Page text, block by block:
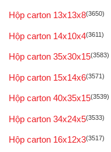
Hộp carton 13x13x8(3650)
Hộp carton 14x10x4(3611)
Hộp carton 35x30x15(3583)
Hộp carton 15x14x6(3571)
Hộp carton 40x35x15(3539)
Hộp carton 34x24x5(3533)
Hộp carton 16x12x3(3517)